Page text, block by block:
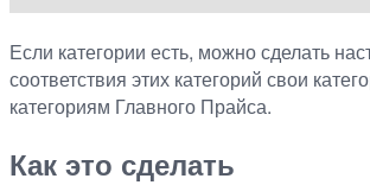
Если категории есть, можно сделать
соответствия этих категорий свои
категориям Главного Прайса.
Как это сделать